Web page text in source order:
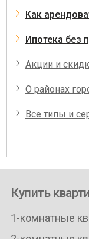
Как
Ипотека без
Акции и
О районах
Все типы и
Купить
1-комнатные